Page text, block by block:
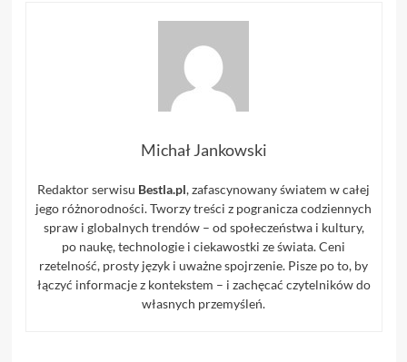
Michał Jankowski
Redaktor serwisu Bestla.pl, zafascynowany światem w całej
jego różnorodności. Tworzy treści z pogranicza codziennych
spraw i globalnych trendów – od społeczeństwa i kultury,
po naukę, technologie i ciekawostki ze świata. Ceni
rzetelność, prosty język i uważne spojrzenie. Pisze po to, by
łączyć informacje z kontekstem – i zachęcać czytelników do
własnych przemyśleń.